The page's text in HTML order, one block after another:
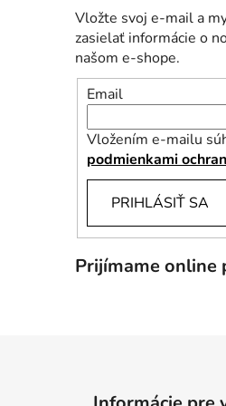
Vložte svoj e-mail a
zasielať informácie o
našom e-shope.
Email
Vložením e-mailu
podmienkami
PRIHLÁSIŤ SA
Prijímame online